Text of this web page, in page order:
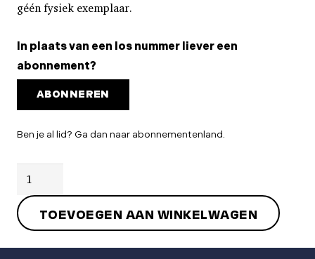
géén fysiek exemplaar.
In plaats van een los nummer liever een
abonnement?
ABONNEREN
Ben je al lid? Ga dan naar abonnementenland.
ARTIKEL:
JOHAN
DE
WIT
HOUDT
TOEVOEGEN AAN WINKELWAGEN